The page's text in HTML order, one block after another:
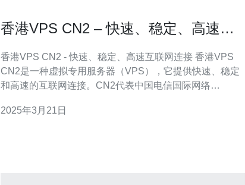
香港VPS CN2 – 快速、稳定、高速互
香港VPS CN2 - 快速、稳定、高速互联网连接 香港VPS
CN2是一种虚拟专用服务器（VPS），它提供快速、稳定
和高速的互联网连接。CN2代表中国电信国际网络
高速互联网骨干网络之一。香港VPS CN2通
2025年3月21日